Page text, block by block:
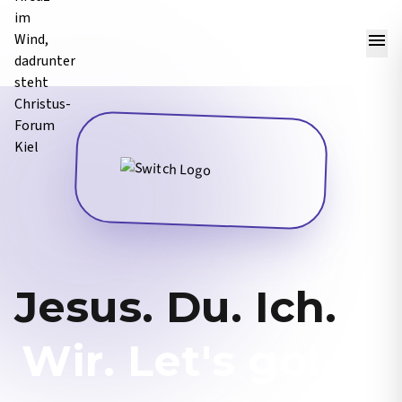
menu
Jesus. Du. Ich.
Wir. Let's go!